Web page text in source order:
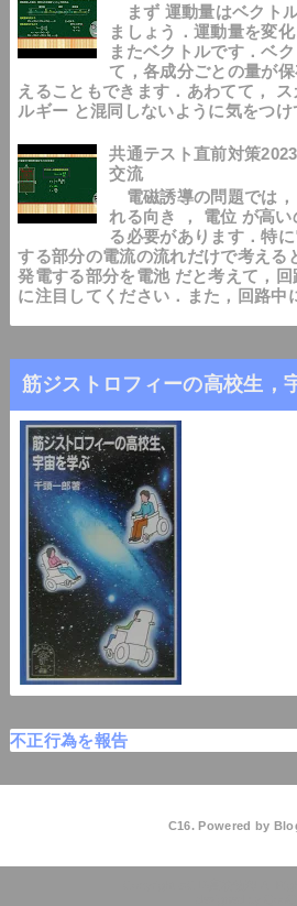
まず 運動量はベクト
ましょう．運動量を変
またベクトルです．ベ
て，各成分ごとの量が
えることもできます．あわてて，
ルギー と混同しないように気をつ
共通テスト直前対策
交流
電磁誘導の問題では
れる向き ， 電位 が高
る必要があります．特
する部分の電流の流れだけで考える
発電する部分を電池 だと考えて，
に注目してください．また，回路中
筋ジストロフィーの高校生，
不正行為を報告
C16. Powered by